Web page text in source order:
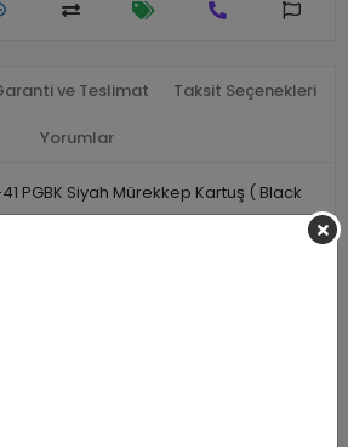
ve Teslimat Taksit Seçenekleri
Yorumlar
PGBK Siyah Mürekkep Kartuş ( Black